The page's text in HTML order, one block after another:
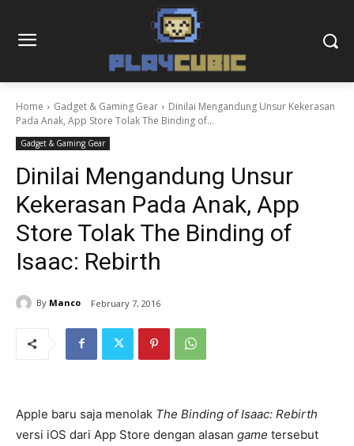
Home Gadget & Gaming Gear
Dinilai Mengandung Unsur Kekerasan
Pada Anak, App Store Tolak The Binding of...
Gadget & Gaming Gear
Dinilai Mengandung Unsur
Kekerasan Pada Anak, App
Store Tolak The Binding of
Isaac: Rebirth
By Manco February 7, 2016
Apple baru saja menolak The Binding of Isaac: Rebirth
versi iOS dari App Store dengan alasan game tersebut